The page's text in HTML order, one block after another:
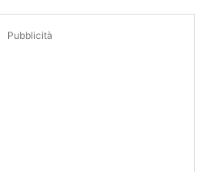
Pubblicità